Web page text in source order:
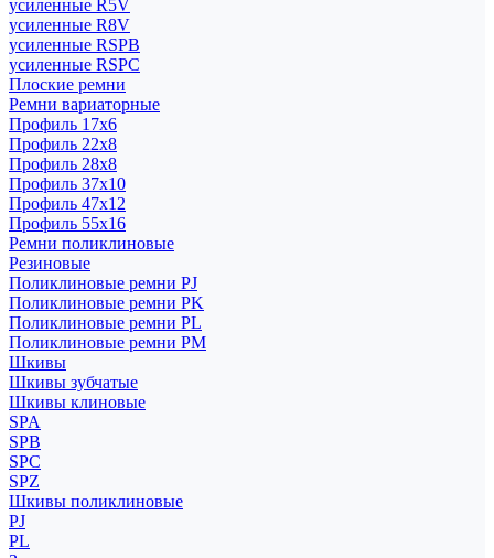
усиленные R5V
усиленные R8V
усиленные RSPB
усиленные RSPC
Плоские ремни
Ремни вариаторные
Профиль 17x6
Профиль 22x8
Профиль 28x8
Профиль 37x10
Профиль 47x12
Профиль 55x16
Ремни поликлиновые
Резиновые
Поликлиновые ремни PJ
Поликлиновые ремни PK
Поликлиновые ремни PL
Поликлиновые ремни PM
Шкивы
Шкивы зубчатые
Шкивы клиновые
SPA
SPB
SPC
SPZ
Шкивы поликлиновые
PJ
PL